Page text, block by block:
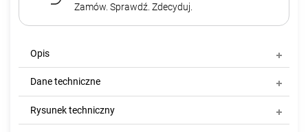
Zamów. Sprawdź. Zdecyduj.
Opis
Dane techniczne
Rysunek techniczny